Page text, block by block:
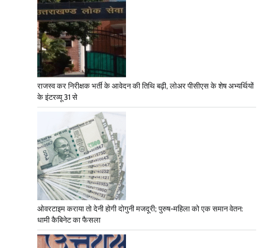
राजस्व कर निरीक्षक भर्ती के आवेदन की तिथि बढ़ी, लोअर पीसीएस के शेष अभ्यर्थियों
के इंटरव्यू 31 से
ओवरटाइम कराया तो देनी होगी दोगुनी मजदूरी; पुरुष-महिला को एक समान वेतन:
धामी कैबिनेट का फैसला